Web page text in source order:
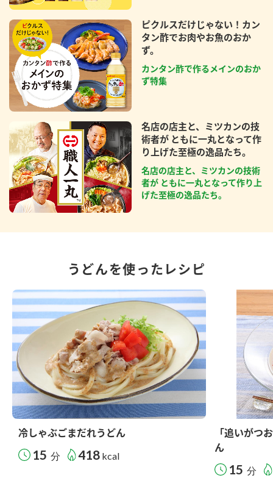
ピクルスだけじゃない！カン
タン酢でお肉やお魚のおか
ず。
カンタン酢で作るメインのおか
ず特集
名店の店主と、ミツカンの技
術者が ともに一丸となって作
り上げた至極の逸品たち。
名店の店主と、ミツカンの技術
者が ともに一丸となって作り上
げた至極の逸品たち。
うどんを使ったレシピ
冷しゃぶごまだれうどん
15 分 418 kcal
「追いがつ
ん
15 分